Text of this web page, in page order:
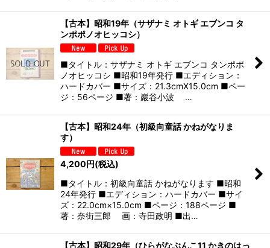
【古本】昭和19年（サザナミ オトギ エブンコ タ
ンポポノオヒッコシ）
■タイトル：サザナミ オトギ エブンコ タンポポ
ノオヒッコシ ■昭和19年発行 ■エディション：
ハードカバー ■サイズ：21.3cmX15.0cm ■ペー
ジ：56ページ ■著：巖谷小波 …
【古本】昭和24年（初級向童話 かねがなりま
す）
4,200円(税込)
■タイトル：初級向童話 かねがなります ■昭和
24年発行 ■エディション：ハードカバー ■サイ
ズ：22.0cm×15.0cm ■ページ：188ページ ■
著：奈街三郎 画：寺田政明 ■出…
【古本】昭和29年（ひらがなぶんこ11 かきのはっ